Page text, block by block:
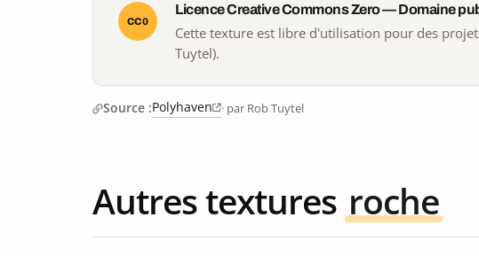
CC0
Licence Creative Commons Zero — Domaine
Cette texture est libre d'utilisation pour des
Tuytel).
Source :Polyhaven · par Rob Tuytel
Autres textures roche